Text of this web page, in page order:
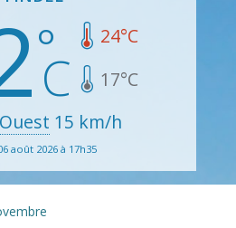
24°C
17°C
Ouest 15 km/h
août 2026 à 17h35